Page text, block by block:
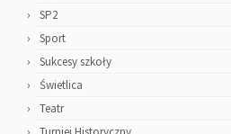
SP2
Sport
Sukcesy szkoły
Świetlica
Teatr